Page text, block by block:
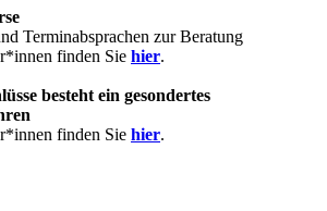
Terminabsprachen zur Beratung
finden Sie hier.
besteht ein gesondertes
finden Sie hier.